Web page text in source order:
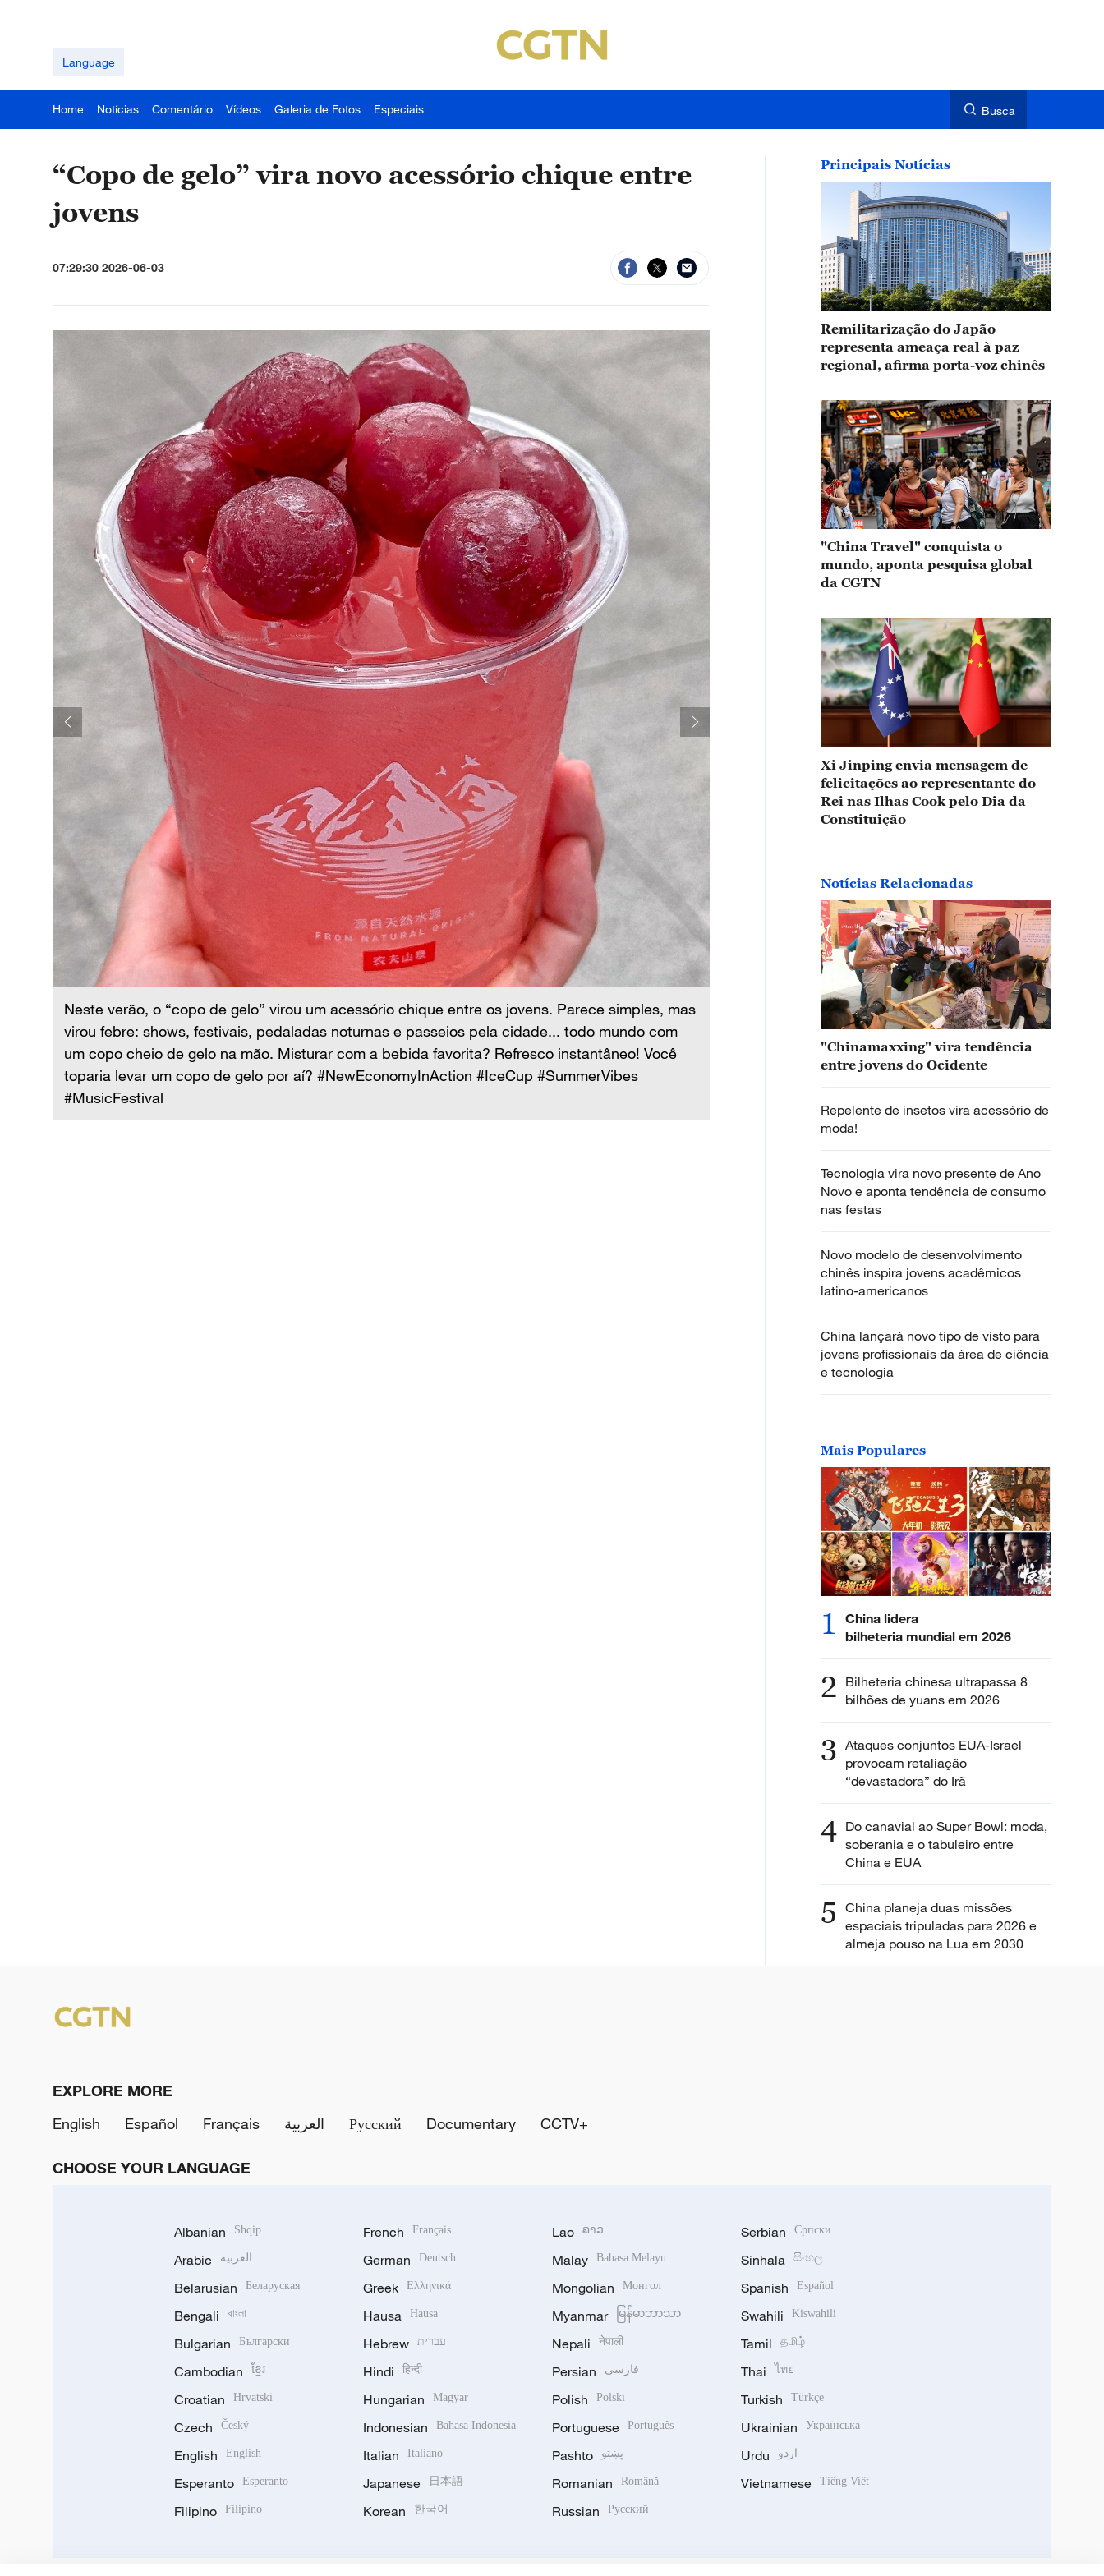
Language
Home Notícias Comentário Vídeos Galeria de Fotos Especiais Busca
“Copo de gelo” vira novo acessório chique entre
jovens
07:29:30 2026-06-03
Neste verão, o “copo de gelo” virou um acessório chique entre os jovens. Parece simples, mas
virou febre: shows, festivais, pedaladas noturnas e passeios pela cidade... todo mundo com
um copo cheio de gelo na mão. Misturar com a bebida favorita? Refresco instantâneo! Você
toparia levar um copo de gelo por aí? #NewEconomyInAction #IceCup #SummerVibes
#MusicFestival
Neste verão, o “copo de gelo” virou um acessório
virou febre: shows, festivais, pedaladas noturnas e
um copo cheio de gelo na mão. Misturar com a bebida
toparia levar um copo de gelo por aí?
Principais Notícias
Remilitarização do Japão
representa ameaça real à paz
regional, afirma porta-voz chinês
"China Travel" conquista o
mundo, aponta pesquisa global
da CGTN
Xi Jinping envia mensagem de
felicitações ao representante do
Rei nas Ilhas Cook pelo Dia da
Constituição
Notícias Relacionadas
"Chinamaxxing" vira tendência
entre jovens do Ocidente
Repelente de insetos vira acessório de
moda!
Tecnologia vira novo presente de Ano
Novo e aponta tendência de consumo
nas festas
Novo modelo de desenvolvimento
chinês inspira jovens acadêmicos
latino-americanos
China lançará novo tipo de visto para
jovens profissionais da área de ciência
e tecnologia
Mais Populares
1
China lidera
bilheteria mundial em 2026
2 Bilheteria chinesa ultrapassa 8
bilhões de yuans em 2026
3 Ataques conjuntos EUA-Israel
provocam retaliação
“devastadora” do Irã
4 Do canavial ao Super Bowl: moda,
soberania e o tabuleiro entre
China e EUA
5 China planeja duas missões
espaciais tripuladas para 2026 e
almeja pouso na Lua em 2030
EXPLORE MORE
English
Español Français العربية Русский Documentary CCTV+
CHOOSE YOUR LANGUAGE
Albanian Shqip
Arabic العربية
Belarusian Беларуская
Bengali বাংলা
Bulgarian Български
Cambodian ខ្មែរ
Croatian Hrvatski
Czech Český
English English
Esperanto Esperanto
Filipino Filipino
French Français
German Deutsch
Greek Ελληνικά
Hausa Hausa
Hebrew עברית
Hindi हिन्दी
Hungarian Magyar
Indonesian Bahasa Indonesia
Italian Italiano
Japanese 日本語
Korean 한국어
Lao ລາວ
Malay Bahasa Melayu
Mongolian Монгол
Myanmar မြန်မာဘာသာ
Nepali नेपाली
Persian فارسی
Polish Polski
Portuguese Português
Pashto پښتو
Romanian Română
Russian Русский
Serbian Српски
Sinhala සිංහල
Spanish Español
Swahili Kiswahili
Tamil தமிழ்
Thai ไทย
Turkish Türkçe
Ukrainian Українська
Urdu اردو
Vietnamese Tiếng Việt